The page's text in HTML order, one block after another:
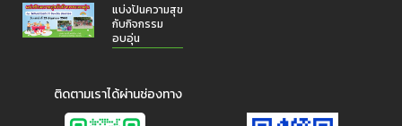
แบ่งปันความสุข
กับกิจกรรม
อบอุ่น
ติดตามเราได้ผ่านช่องทาง